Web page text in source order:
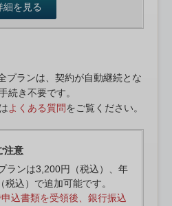
細を見る
プランは、契約が自動継続とな
続き不要です。
よくある質問をご覧ください。
注意
ランは3,200円（税込）、年
込）で追加可能です。
込書類を受領後、銀行振込